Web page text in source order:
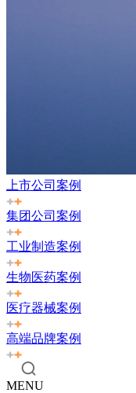
上市公司案例
集团公司案例
工业制造案例
生物医药案例
医疗器械案例
高端品牌案例
MENU